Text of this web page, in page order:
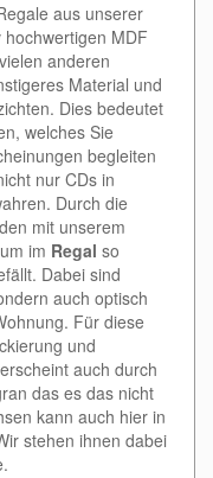
aus unserer
MDF
anderen
Material und
Dies bedeutet
welches Sie
begleiten
nur CDs in
Durch die
mit unserem
im Regal so
Dabei sind
auch optisch
Für diese
und
auch durch
das es das nicht
kann auch hier in
stehen ihnen dabei